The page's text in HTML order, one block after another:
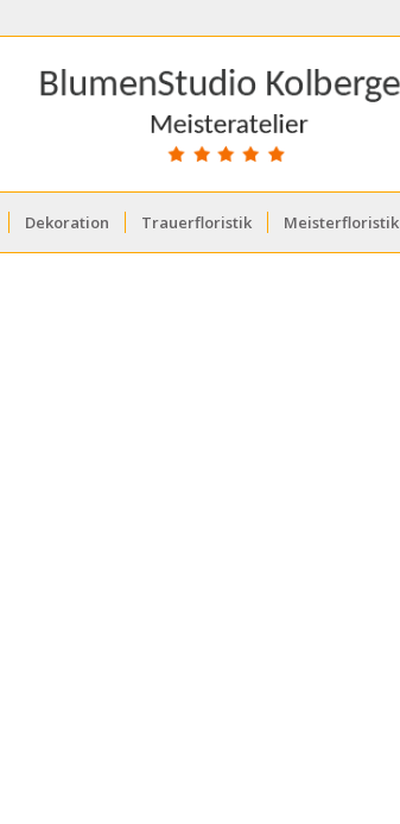
Dekoration Trauerfloristik Meisterfloristik